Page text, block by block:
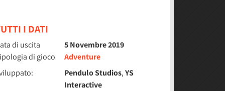
I DATI
di uscita
5 Novembre 2019
di gioco
Adventure
Pendulo Studios,YS
Interactive